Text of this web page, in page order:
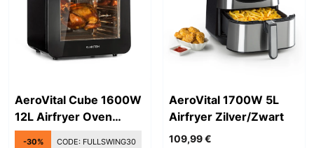
AeroVital Cube 1600W
12L Airfryer Oven
Zwart
-30% CODE: FULLSWING30
AeroVital 1700W 5L
Airfryer Zilver/Zwart
109,99 €